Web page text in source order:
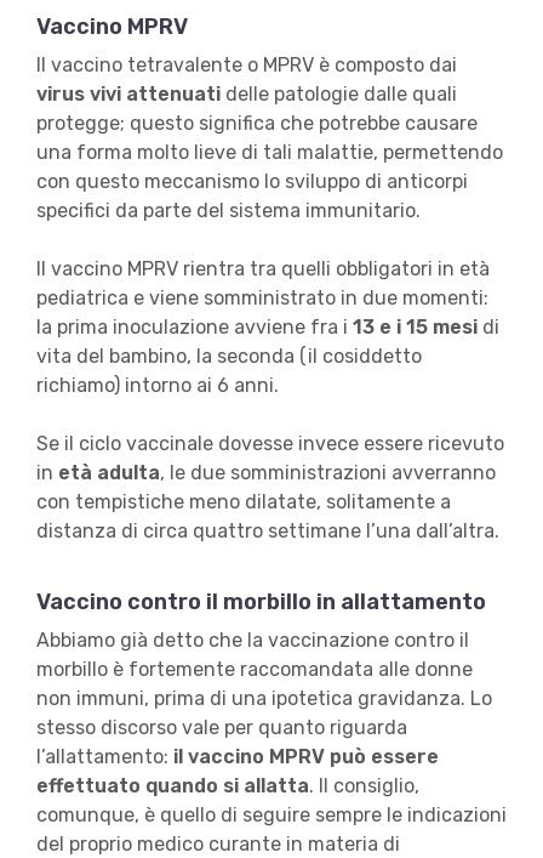
Vaccino MPRV
Il vaccino tetravalente o MPRV è composto dai
virus vivi attenuatidelle patologie dalle quali
protegge; questo significa che potrebbe causare
una forma molto lieve di tali malattie, permettendo
con questo meccanismo lo sviluppo di anticorpi
specifici da parte del sistema immunitario.
Il vaccino MPRV rientra tra quelli obbligatori in età
pediatrica e viene somministrato in due momenti:
la prima inoculazione avviene fra i 13 e i 15 mesidi
vita del bambino, la seconda (il cosiddetto
richiamo) intorno ai 6 anni.
Se il ciclo vaccinale dovesse invece essere ricevuto
in età adulta, le due somministrazioni avverranno
con tempistiche meno dilatate, solitamente a
distanza di circa quattro settimane l’una dall’altra.
Vaccino contro il morbillo in allattamento
Abbiamo già detto che la vaccinazione contro il
morbillo è fortemente raccomandata alle donne
non immuni, prima di una ipotetica gravidanza. Lo
stesso discorso vale per quanto riguarda
l’allattamento: il vaccino MPRV può essere
effettuato quando si allatta. Il consiglio,
comunque, è quello di seguire sempre le indicazioni
del proprio medico curante in materia di